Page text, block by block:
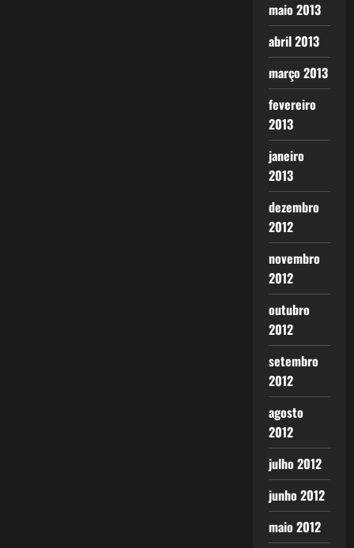
maio 2013
abril 2013
março 2013
fevereiro
2013
janeiro
2013
dezembro
2012
novembro
2012
outubro
2012
setembro
2012
agosto
2012
julho 2012
junho 2012
maio 2012